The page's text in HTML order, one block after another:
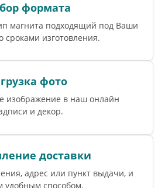
формата
магнита подходящий под Ваши
сроками изготовления.
фото
изображение в наш онлайн
и декор.
доставки
адрес или пункт выдачи, и
удобным способом.